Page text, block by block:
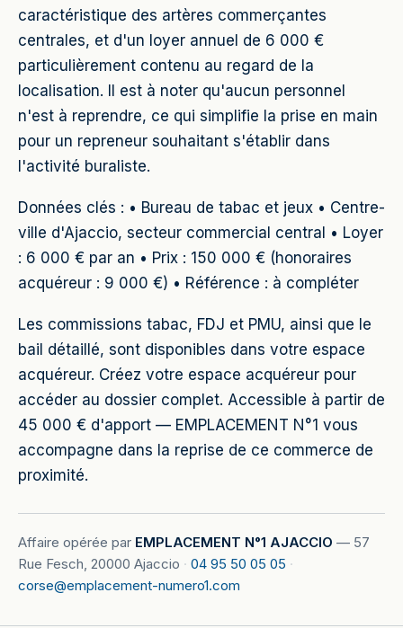
caractéristique des artères commerçantes
centrales, et d'un loyer annuel de 6 000 €
particulièrement contenu au regard de la
localisation. Il est à noter qu'aucun personnel
n'est à reprendre, ce qui simplifie la prise en main
pour un repreneur souhaitant s'établir dans
l'activité buraliste.
Données clés : • Bureau de tabac et jeux • Centre-
ville d'Ajaccio, secteur commercial central • Loyer
: 6 000 € par an • Prix : 150 000 € (honoraires
acquéreur : 9 000 €) • Référence : à compléter
Les commissions tabac, FDJ et PMU, ainsi que le
bail détaillé, sont disponibles dans votre espace
acquéreur. Créez votre espace acquéreur pour
accéder au dossier complet. Accessible à partir de
45 000 € d'apport — EMPLACEMENT N°1 vous
accompagne dans la reprise de ce commerce de
proximité.
Affaire opérée par EMPLACEMENT N°1 AJACCIO — 57
Rue Fesch, 20000 Ajaccio · 04 95 50 05 05 ·
corse@emplacement-numero1.com